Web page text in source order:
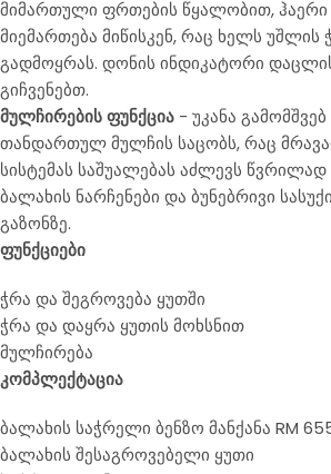
მიმართული ფრთების წყალობით,
მიემართება მიწისკენ, რაც ხელს უშლის
გადმოყრას. დონის ინდიკატორი
გიჩვენებთ.
მულჩირების ფუნქცია - უკანა
თანდართულ მულჩის საცობს, რაც
სისტემას საშუალებას აძლევს წვრილად
ბალახის ნარჩენები და ბუნებრივი
გაზონზე.
ფუნქციები
ჭრა და შეგროვება ყუთში
ჭრა და დაყრა ყუთის მოხსნით
მულჩირება
კომპლექტაცია
ბალახის საჭრელი ბენზო მანქანა RM
ბალახის შესაგროვებელი ყუთი